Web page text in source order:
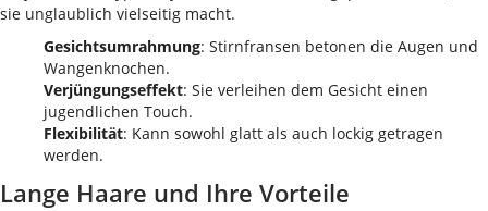
sie unglaublich vielseitig macht.
Gesichtsumrahmung: Stirnfransen betonen die Augen und
Wangenknochen.
Verjüngungseffekt: Sie verleihen dem Gesicht einen
jugendlichen Touch.
Flexibilität: Kann sowohl glatt als auch lockig getragen
werden.
Lange Haare und Ihre Vorteile